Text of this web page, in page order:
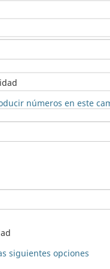
números en este
siguientes opciones